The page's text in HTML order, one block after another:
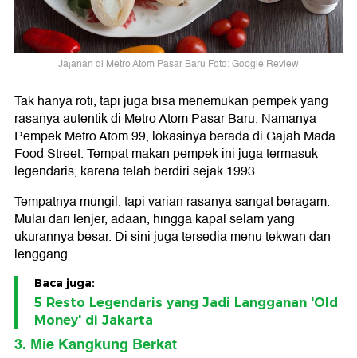
Jajanan di Metro Atom Pasar Baru Foto: Google Review
Tak hanya roti, tapi juga bisa menemukan pempek yang
rasanya autentik di Metro Atom Pasar Baru. Namanya
Pempek Metro Atom 99, lokasinya berada di Gajah Mada
Food Street. Tempat makan pempek ini juga termasuk
legendaris, karena telah berdiri sejak 1993.
Tempatnya mungil, tapi varian rasanya sangat beragam.
Mulai dari lenjer, adaan, hingga kapal selam yang
ukurannya besar. Di sini juga tersedia menu tekwan dan
lenggang.
Baca juga:
5 Resto Legendaris yang Jadi Langganan 'Old
Money' di Jakarta
3. Mie Kangkung Berkat